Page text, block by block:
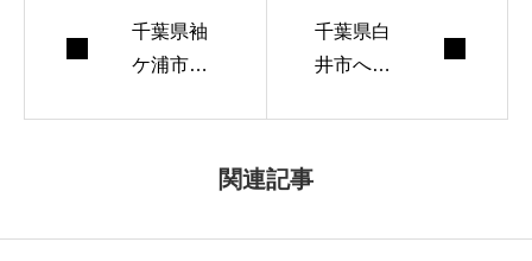
す。 週末はランニ
ングとコーヒー焙
千葉県袖
ケ浦市へ
千葉県白
井市へ引
関連記事